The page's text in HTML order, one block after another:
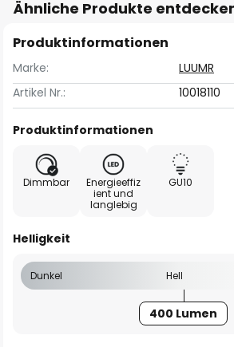
Ähnliche Produkte
Produktinformationen
Marke:
LUUMR
Artikel Nr.:
10018110
Produktinformationen
Dimmbar
Energieeffiz
ient und
langlebig
GU10
Helligkeit
Dunkel Hell
400 Lumen